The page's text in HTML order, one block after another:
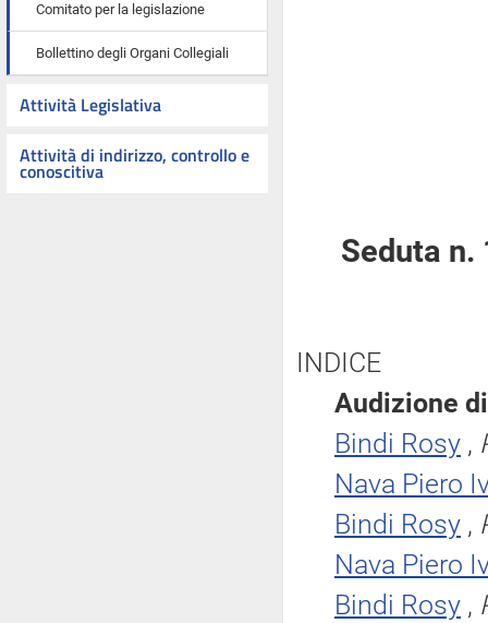
Comitato per la legislazione
Bollettino degli Organi Collegiali
Attività Legislativa
Attività di indirizzo, controllo e
conoscitiva
Seduta
INDICE
Audizione
Bindi Rosy ,
Nava Piero
Bindi Rosy ,
Nava Piero
Bindi Rosy ,